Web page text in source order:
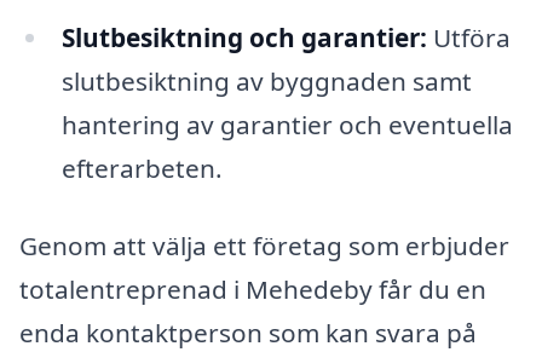
Slutbesiktning och garantier: Utföra
slutbesiktning av byggnaden samt
hantering av garantier och eventuella
efterarbeten.
Genom att välja ett företag som erbjuder
totalentreprenad i Mehedeby får du en
enda kontaktperson som kan svara på